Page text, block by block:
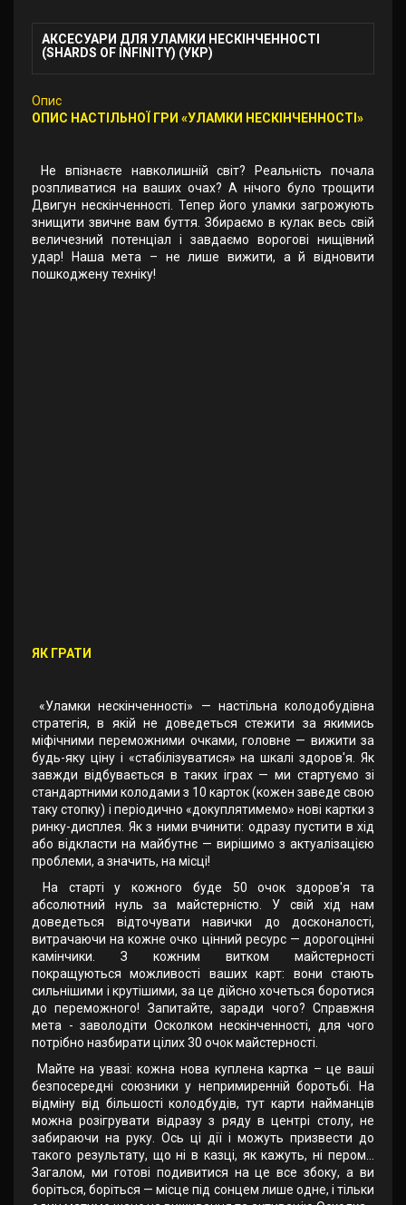
АКСЕСУАРИ ДЛЯ УЛАМКИ НЕСКІНЧЕННОСТІ
(SHARDS OF INFINITY) (УКР)
Опис
ОПИС НАСТІЛЬНОЇ ГРИ «УЛАМКИ НЕСКІНЧЕННОCТІ»
Не впізнаєте навколишній світ? Реальність почала
розпливатися на ваших очах? А нічого було трощити
Двигун нескінченності. Тепер його уламки загрожують
знищити звичне вам буття. Збираємо в кулак весь свій
величезний потенціал і завдаємо ворогові нищівний
удар! Наша мета – не лише вижити, а й відновити
пошкоджену техніку!
ЯК ГРАТИ
«Уламки нескінченності» — настільна колодобудівна
стратегія, в якій не доведеться стежити за якимись
міфічними переможними очками, головне — вижити за
будь-яку ціну і «стабілізуватися» на шкалі здоров'я. Як
завжди відбувається в таких іграх — ми стартуємо зі
стандартними колодами з 10 карток (кожен заведе свою
таку стопку) і періодично «докуплятимемо» нові картки з
ринку-дисплея. Як з ними вчинити: одразу пустити в хід
або відкласти на майбутнє — вирішимо з актуалізацією
проблеми, а значить, на місці!
На старті у кожного буде 50 очок здоров'я та
абсолютний нуль за майстерністю. У свій хід нам
доведеться відточувати навички до досконалості,
витрачаючи на кожне очко цінний ресурс — дорогоцінні
камінчики. З кожним витком майстерності
покращуються можливості ваших карт: вони стають
сильнішими і крутішими, за це дійсно хочеться боротися
до переможного! Запитайте, заради чого? Справжня
мета - заволодіти Осколком нескінченності, для чого
потрібно назбирати цілих 30 очок майстерності.
Майте на увазі: кожна нова куплена картка – це ваші
безпосередні союзники у непримиренній боротьбі. На
відміну від більшості колодбудів, тут карти найманців
можна розігрувати відразу з ряду в центрі столу, не
забираючи на руку. Ось ці дії і можуть призвести до
такого результату, що ні в казці, як кажуть, ні пером...
Загалом, ми готові подивитися на це все збоку, а ви
боріться, боріться — місце під сонцем лише одне, і тільки